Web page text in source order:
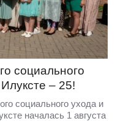
социального
– 25!
социального ухода и
началась 1 августа